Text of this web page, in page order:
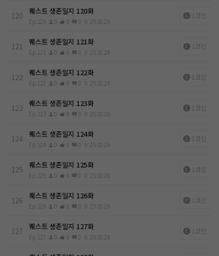
120 퀘스트 생존일지 120화
Ep.120 0 0 0 0 25.02.26
1코인
121 퀘스트 생존일지 121화
Ep.121 0 0 0 0 25.02.26
1코인
122 퀘스트 생존일지 122화
Ep.122 0 0 0 0 25.02.26
1코인
123 퀘스트 생존일지 123화
Ep.123 0 0 0 0 25.02.26
1코인
124 퀘스트 생존일지 124화
Ep.124 0 0 0 0 25.02.26
1코인
125 퀘스트 생존일지 125화
Ep.125 0 0 0 0 25.02.26
1코인
126 퀘스트 생존일지 126화
Ep.126 0 0 0 0 25.02.26
1코인
127 퀘스트 생존일지 127화
Ep.127 0 0 0 0 25.02.26
1코인